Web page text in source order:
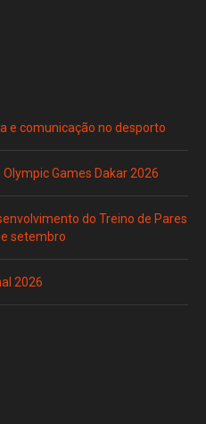
e comunicação no desporto
Games Dakar 2026
do Treino de Pares
setembro
2026